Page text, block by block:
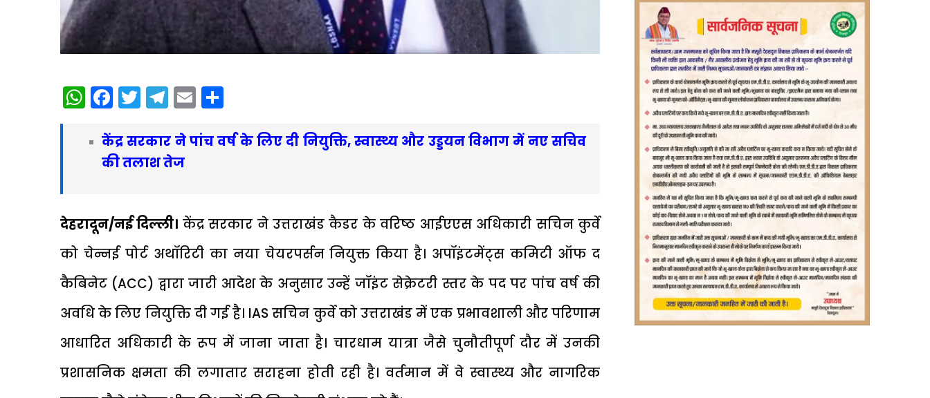
WhatsApp
Facebook
Twitter
Telegram
Email
केंद्र सरकार ने पांच वर्ष के लिए दी नियुक्ति, स्वास्थ्य और उड्डयन विभाग में नए सचिव
की तलाश तेज
देहरादून/नई दिल्ली। केंद्र सरकार ने उत्तराखंड कैडर के वरिष्ठ आईएएस अधिकारी सचिन कुर्वे
को चेन्नई पोर्ट अथॉरिटीका नया चेयरपर्सन नियुक्त किया है। अपॉइंटमेंट्स कमिटी ऑफ द
कैबिनेट (ACC) द्वारा जारी आदेश के अनुसार उन्हें जॉइंट सेक्रेटरी स्तर के पद पर पांच वर्ष की
अवधि के लिए नियुक्ति दी गई है। IAS सचिन कुर्वे को उत्तराखंड में एक प्रभावशाली और परिणाम
आधारित अधिकारी के रूप में जाना जाता है। चारधाम यात्रा जैसे चुनौतीपूर्ण दौर में उनकी
प्रशासनिक क्षमता की लगातार सराहना होती रही है। वर्तमान में वे स्वास्थ्य और नागरिक